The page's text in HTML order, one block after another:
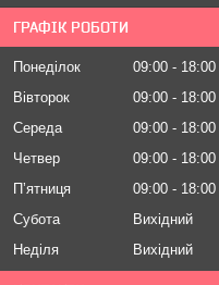
ГРАФІК РОБОТИ
Понеділок 09:00
18:00
Вівторок
09:00
18:00
Середа
09:00
18:00
Четвер
09:00
18:00
Пʼятниця
09:00
18:00
Субота
Вихідний
Неділя
Вихідний